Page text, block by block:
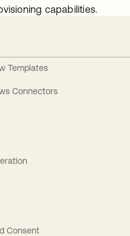
capabilities.
Templates
Connectors
Consent